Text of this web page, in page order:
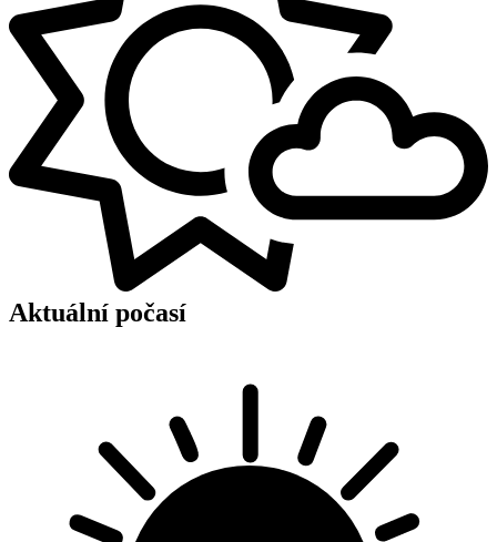
Aktuální počasí